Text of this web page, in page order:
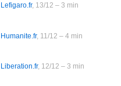
Lefigaro.fr, 13/12 – 3 min
Humanite.fr, 11/12 – 4 min
Liberation.fr, 12/12 – 3 min